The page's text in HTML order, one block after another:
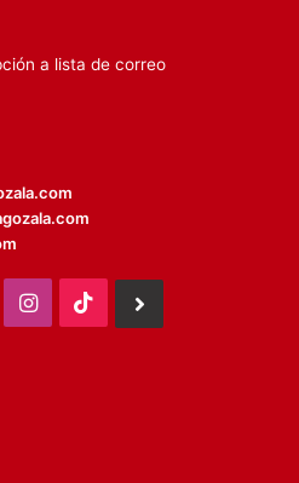
a lista de correo
Instagram
TikTok